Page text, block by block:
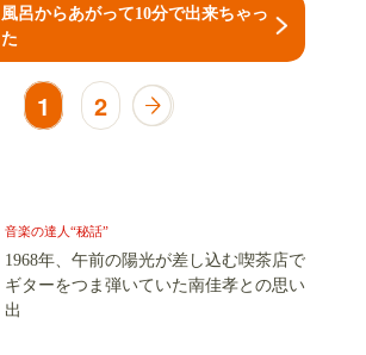
風呂からあがって10分で出来ちゃっ
た
1 2
音楽の達人“秘話”
1968年、午前の陽光が差し込む喫茶店で
ギターをつま弾いていた南佳孝との思い
出